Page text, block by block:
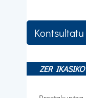
Kontsultatu
ZER